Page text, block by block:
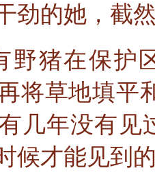
劲的她，截
野猪在保护
将草地填平
几年没有见
候才能见到